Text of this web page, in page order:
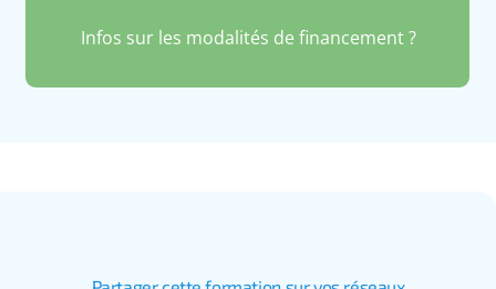
Infos sur les modalités de financement ?